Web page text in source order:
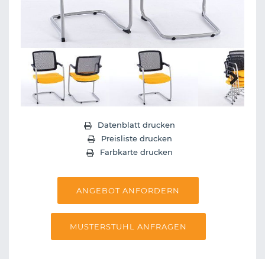
Next
Datenblatt drucken
Preisliste drucken
Farbkarte drucken
ANGEBOT ANFORDERN
MUSTERSTUHL ANFRAGEN